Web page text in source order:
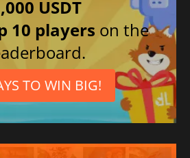
USDT
10 players on the
TO WIN BIG!